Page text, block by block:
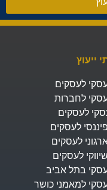
ייעוץ
עסקי לעסקים
עסקי לחברות
עסקי לעסקים
פיננסי לעסקים
ארגוני לעסקים
שיווקי לעסקים
עסקי בתל אביב
עסקי למאמני כושר